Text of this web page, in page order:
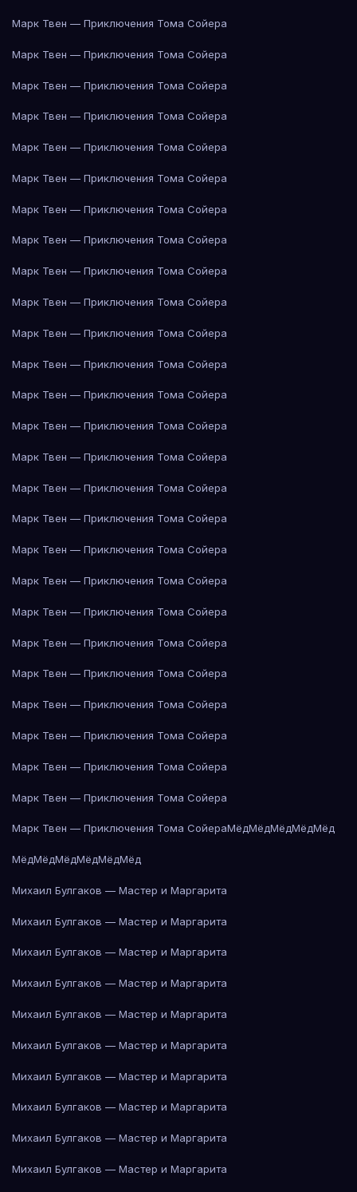
Марк Твен — Приключения Тома Сойера
Марк Твен — Приключения Тома Сойера
Марк Твен — Приключения Тома Сойера
Марк Твен — Приключения Тома Сойера
Марк Твен — Приключения Тома Сойера
Марк Твен — Приключения Тома Сойера
Марк Твен — Приключения Тома Сойера
Марк Твен — Приключения Тома Сойера
Марк Твен — Приключения Тома Сойера
Марк Твен — Приключения Тома Сойера
Марк Твен — Приключения Тома Сойера
Марк Твен — Приключения Тома Сойера
Марк Твен — Приключения Тома Сойера
Марк Твен — Приключения Тома Сойера
Марк Твен — Приключения Тома Сойера
Марк Твен — Приключения Тома Сойера
Марк Твен — Приключения Тома Сойера
Марк Твен — Приключения Тома Сойера
Марк Твен — Приключения Тома Сойера
Марк Твен — Приключения Тома Сойера
Марк Твен — Приключения Тома Сойера
Марк Твен — Приключения Тома Сойера
Марк Твен — Приключения Тома Сойера
Марк Твен — Приключения Тома Сойера
Марк Твен — Приключения Тома Сойера
Марк Твен — Приключения Тома Сойера
Марк Твен — Приключения Тома СойераМёдМёдМёдМёдМёд
МёдМёдМёдМёдМёдМёд
Михаил Булгаков — Мастер и Маргарита
Михаил Булгаков — Мастер и Маргарита
Михаил Булгаков — Мастер и Маргарита
Михаил Булгаков — Мастер и Маргарита
Михаил Булгаков — Мастер и Маргарита
Михаил Булгаков — Мастер и Маргарита
Михаил Булгаков — Мастер и Маргарита
Михаил Булгаков — Мастер и Маргарита
Михаил Булгаков — Мастер и Маргарита
Михаил Булгаков — Мастер и Маргарита